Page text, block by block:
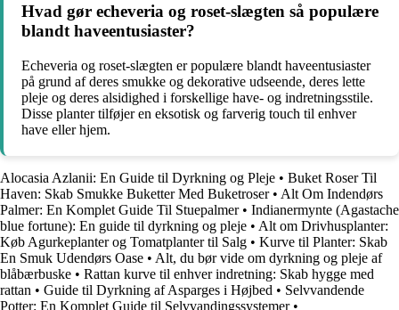
Hvad gør echeveria og roset-slægten så populære
blandt haveentusiaster?
Echeveria og roset-slægten er populære blandt haveentusiaster
på grund af deres smukke og dekorative udseende, deres lette
pleje og deres alsidighed i forskellige have- og indretningsstile.
Disse planter tilføjer en eksotisk og farverig touch til enhver
have eller hjem.
Alocasia Azlanii: En Guide til Dyrkning og Pleje • Buket Roser Til
Haven: Skab Smukke Buketter Med Buketroser• Alt Om Indendørs
Palmer: En Komplet Guide Til Stuepalmer• Indianermynte (Agastache
blue fortune): En guide til dyrkning og pleje • Alt om Drivhusplanter:
Køb Agurkeplanter og Tomatplanter til Salg • Kurve til Planter: Skab
En Smuk Udendørs Oase • Alt, du bør vide om dyrkning og pleje af
blåbærbuske • Rattan kurve til enhver indretning: Skab hygge med
rattan • Guide til Dyrkning af Asparges i Højbed • Selvvandende
Potter: En Komplet Guide til Selvvandingssystemer•